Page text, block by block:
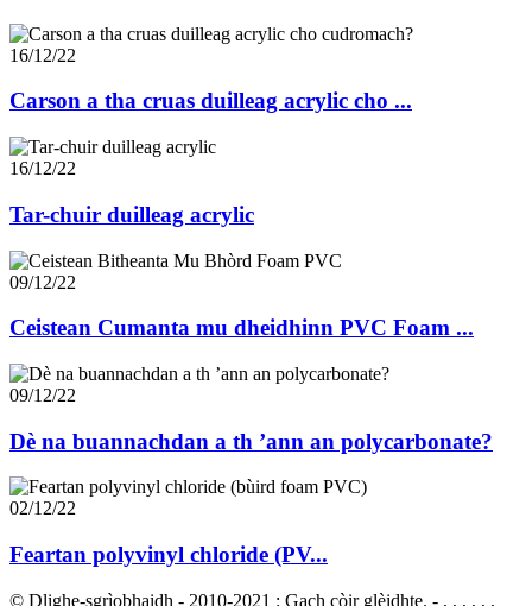
16/12/22
Carson a tha cruas duilleag acrylic cho ...
16/12/22
Tar-chuir duilleag acrylic
09/12/22
Ceistean Cumanta mu dheidhinn PVC Foam ...
09/12/22
Dè na buannachdan a th ’ann an polycarbonate?
02/12/22
Feartan polyvinyl chloride (PV...
© Dlighe-sgrìobhaidh - 2010-2021 : Gach còir glèidhte. - , , , , , ,